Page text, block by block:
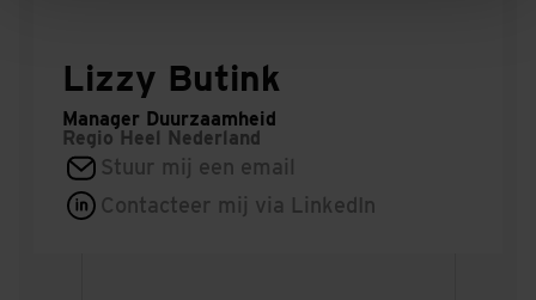
Lizzy Butink
Manager Duurzaamheid
Regio Heel Nederland
Stuur mij een email
Contacteer mij via LinkedIn